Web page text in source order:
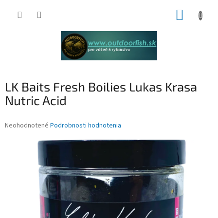
LK Baits Fresh Boilies Lukas Krasa
Nutric Acid
Priemerné
Neohodnotené Podrobnosti hodnotenia